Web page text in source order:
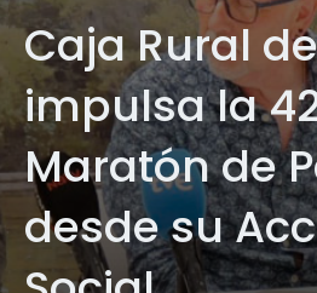
Caja Rural
impulsa la
Maratón de
desde su